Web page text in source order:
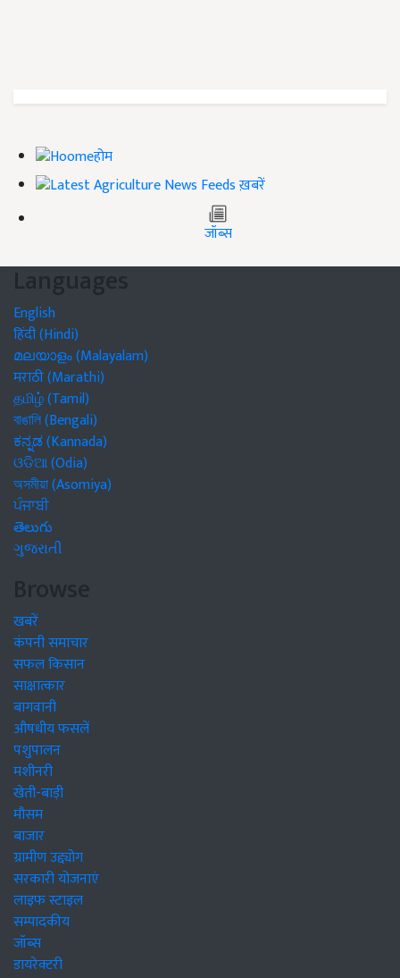
होम
ख़बरें
जॉब्स
Languages
English
हिंदी (Hindi)
മലയാളം (Malayalam)
मराठी (Marathi)
தமிழ் (Tamil)
বাঙালি (Bengali)
ಕನ್ನಡ (Kannada)
ଓଡିଆ (Odia)
অসমীয়া (Asomiya)
ਪੰਜਾਬੀ
తెలుగు
ગુજરાતી
Browse
खबरें
कंपनी समाचार
सफल किसान
साक्षात्कार
बागवानी
औषधीय फसलें
पशुपालन
मशीनरी
खेती-बाड़ी
मौसम
बाजार
ग्रामीण उद्द्योग
सरकारी योजनाएं
लाइफ स्टाइल
सम्पादकीय
जॉब्स
डायरेक्टरी